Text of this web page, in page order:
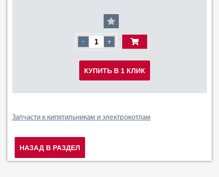
- +
КУПИТЬ В 1 КЛИК
Запчасти к кипятильникам и электрокотлам
НАЗАД В РАЗДЕЛ